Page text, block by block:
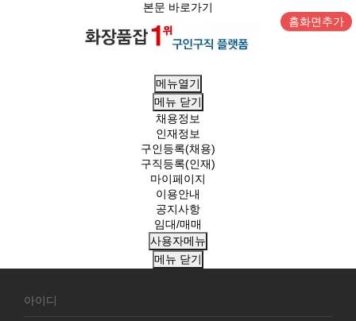
본문 바로가기
홈화면추가
메뉴열기
메뉴 닫기
채용정보
인재정보
구인등록(채용)
구직등록(인재)
마이페이지
이용안내
공지사항
임대/매매
사용자메뉴
메뉴 닫기
원